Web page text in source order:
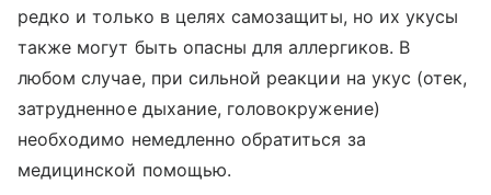
редко и только в целях самозащиты, но их укусы
также могут быть опасны для аллергиков. В
любом случае, при сильной реакции на укус (отек,
затрудненное дыхание, головокружение)
необходимо немедленно обратиться за
медицинской помощью.